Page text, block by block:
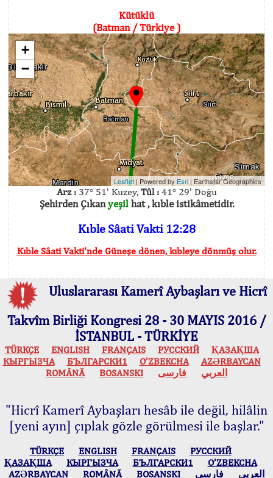
Kütüklü
(Batman / Türkiye )
+
−
Leaflet | Powered by Esri | Earthstar Geographics
Arz :37° 51' Kuzey, Tûl :41° 29' Doğu
Şehirden Çıkanyeşilhat , kıble istikâmetidir.
Kıble Sâati Vakti 12:28
Kıble Sâati Vakti'nde Güneşe dönen, kıbleye dönmüş olur.
Uluslararası Kamerî Aybaşları ve Hicrî
Takvîm Birliği Kongresi 28 - 30 MAYIS 2016 /
İSTANBUL - TÜRKİYE
TÜRKÇE ENGLISH FRANÇAIS РУССКИЙ
ҚАЗАҚША
КЫPГЫЗЧA
БЪЛГАРСКИ1 O’ZBEKCHA
AZӘRBAYCAN
ROMÂNĂ
BOSANSKI العربي فارسی
"Hicrî Kamerî Aybaşları hesâb ile değil, hilâlin
[yeni ayın] çıplak gözle görülmesi ile başlar."
TÜRKÇE ENGLISH FRANÇAIS
РУССКИЙ
ҚАЗАҚША
КЫPГЫЗЧA БЪЛГАРСКИ1
O’ZBEKCHA
AZӘRBAYCAN
ROMÂNĂ BOSANSKI العربي فارسی